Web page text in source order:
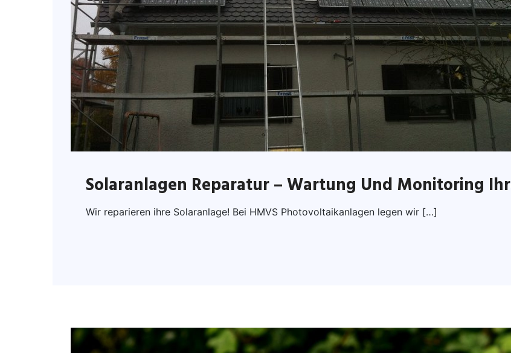
Solaranlagen Reparatur – Wartung Und Monitoring
Wir reparieren ihre Solaranlage! Bei HMVS Photovoltaikanlagen legen wir […]